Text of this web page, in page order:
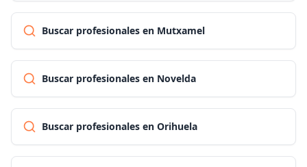
Buscar profesionales en Mutxamel
Buscar profesionales en Novelda
Buscar profesionales en Orihuela